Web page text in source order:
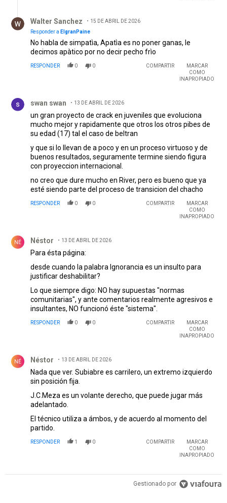
Walter Sanchez
15 DE ABRIL DE 2026
Responder a ElgranPaine
No habla de simpatìa, Apatìa es no poner ganas, le
decimos apàtico por no decir pecho frìo
RESPONDER 0 0 COMPARTIR
MARCAR
COMO
INAPROPIADO
swan swan 13 DE ABRIL DE 2026
un gran proyecto de crack en juveniles que evoluciona
mucho mejor y rapidamente que otros los otros pibes de
su edad (17) tal el caso de beltran
y que si lo llevan de a poco y en un proceso virtuoso y de
buenos resultados, seguramente termine siendo figura
con proyeccion internacional.
no creo que dure mucho en River, pero es bueno que ya
esté siendo parte del proceso de transicion del chacho
RESPONDER 0 0 COMPARTIR
MARCAR
COMO
INAPROPIADO
NÉ Néstor 13 DE ABRIL DE 2026
Para ésta página:
desde cuando la palabra Ignorancia es un insulto para
justificar deshabilitar?
Lo que siempre digo: NO hay supuestas "normas
comunitarias", y ante comentarios realmente agresivos e
insultantes, NO funcionó éste "sistema".
RESPONDER 0 0 COMPARTIR
MARCAR
COMO
INAPROPIADO
NÉ Néstor 13 DE ABRIL DE 2026
Nada que ver. Subiabre es carrilero, un extremo izquierdo
sin posición fija.
J.C.Meza es un volante derecho, que puede jugar más
adelantado.
El técnico utiliza a ámbos, y de acuerdo al momento del
partido.
RESPONDER 1 0 COMPARTIR
MARCAR
COMO
INAPROPIADO
Gestionado por